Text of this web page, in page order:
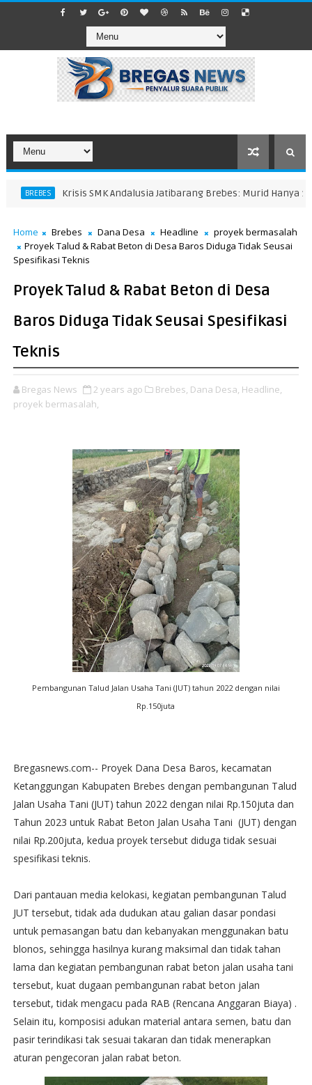
BREBES Krisis SMK Andalusia Jatibarang Brebes: Murid Hanya 11
Home Brebes Dana Desa Headline
proyek bermasalah
Proyek Talud & Rabat Beton di Desa Baros Diduga Tidak Seusai
Spesifikasi Teknis
Proyek Talud & Rabat Beton di Desa
Baros Diduga Tidak Seusai Spesifikasi
Teknis
Bregas News 2 years ago Brebes, Dana Desa, Headline,
proyek bermasalah,
Pembangunan Talud Jalan Usaha Tani (JUT) tahun 2022 dengan nilai
Rp.150juta
Bregasnews.com-- Proyek Dana Desa Baros, kecamatan
Ketanggungan Kabupaten Brebes dengan pembangunan Talud
Jalan Usaha Tani (JUT) tahun 2022 dengan nilai Rp.150juta dan
Tahun 2023 untuk Rabat Beton Jalan Usaha Tani (JUT) dengan
nilai Rp.200juta, kedua proyek tersebut diduga tidak sesuai
spesifikasi teknis.
Dari pantauan media kelokasi, kegiatan pembangunan Talud
JUT tersebut, tidak ada dudukan atau galian dasar pondasi
untuk pemasangan batu dan kebanyakan menggunakan batu
blonos, sehingga hasilnya kurang maksimal dan tidak tahan
lama dan kegiatan pembangunan rabat beton jalan usaha tani
tersebut, kuat dugaan pembangunan rabat beton jalan
tersebut, tidak mengacu pada RAB (Rencana Anggaran Biaya) .
Selain itu, komposisi adukan material antara semen, batu dan
pasir terindikasi tak sesuai takaran dan tidak menerapkan
aturan pengecoran jalan rabat beton.